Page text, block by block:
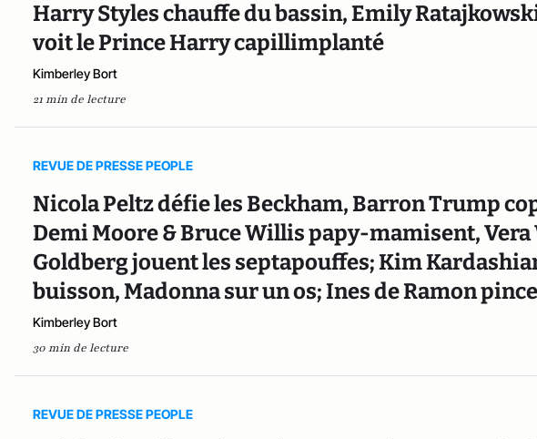
Harry Styles chauffe du bassin, Emily
voit le Prince Harry capillimplanté
Kimberley Bort
21 min de lecture
REVUE DE PRESSE PEOPLE
Nicola Peltz défie les Beckham, Barron Trump
Demi Moore & Bruce Willis papy-mamisent, Vera
Goldberg jouent les septapouffes; Kim
buisson, Madonna sur un os; Ines de Ramon
Kimberley Bort
30 min de lecture
REVUE DE PRESSE PEOPLE